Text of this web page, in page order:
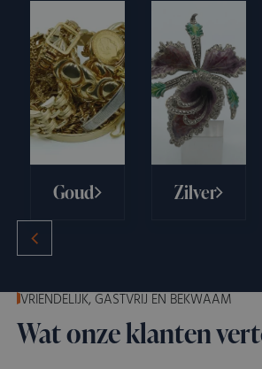
Goud Zilver
VRIENDELIJK, GASTVRIJ EN BEKWAAM
Wat onze klanten